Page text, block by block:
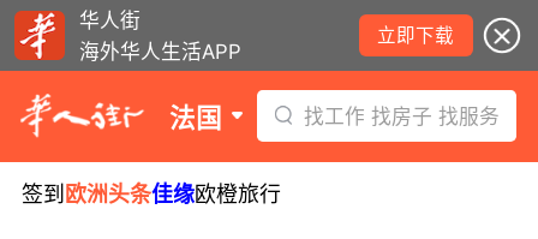
华人街
海外华人生活APP
立即下载
法国 找工作 找房子 找服务
签到 欧洲头条佳缘欧橙旅行